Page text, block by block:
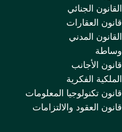
القانون الجنائي
قانون العقارات
القانون المدني
وساطة
قانون الأجانب
الملكية الفكرية
قانون تكنولوجيا المعلومات
قانون العقود والالتزامات